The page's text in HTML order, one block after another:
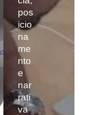
pos
icio
na
me
nto
e
nar
rati
va